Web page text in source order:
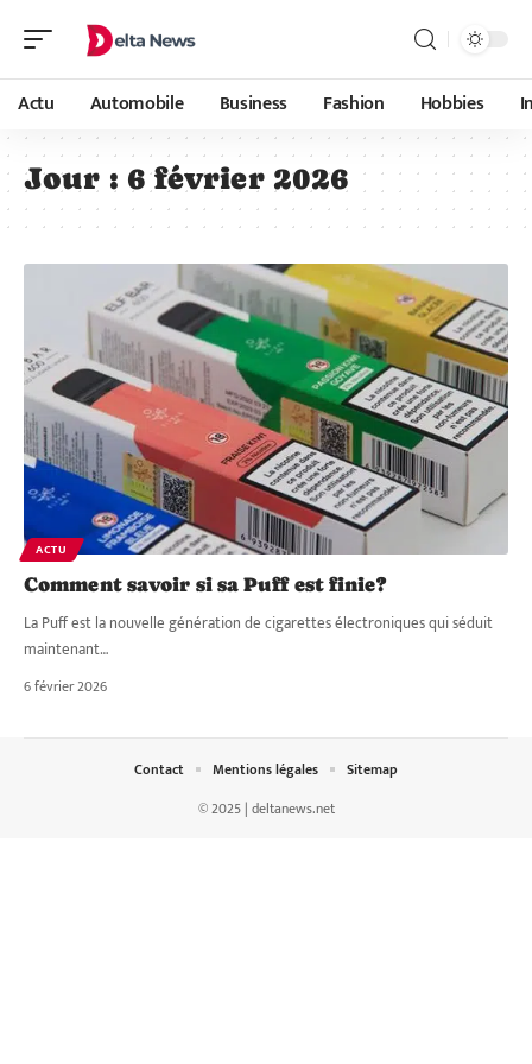
Actu Automobile Business Fashion Hobbies
Jour : 6 février 2026
ACTU
Comment savoir si sa Puff est finie?
La Puff est la nouvelle génération de cigarettes électroniques qui séduit
maintenant…
6 février 2026
© 2025 | deltanews.net
Contact Mentions légales Sitemap